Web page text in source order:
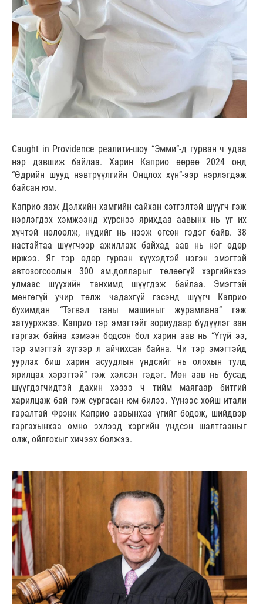
Caught in Providence реалити-шоу “Эмми”-д гурван ч удаа
нэр дэвшиж байлаа. Харин Каприо өөрөө 2024 онд
“Өдрийн шууд нэвтрүүлгийн Онцлох хүн”-ээр нэрлэгдэж
байсан юм.
Каприо яаж Дэлхийн хамгийн сайхан сэтгэлтэй шүүгч гэж
нэрлэгдэх хэмжээнд хүрснээ ярихдаа аавынх нь үг их
хүчтэй нөлөөлж, нүдийг нь нээж өгсөн гэдэг байв. 38
настайтаа шүүгчээр ажиллаж байхад аав нь нэг өдөр
иржээ. Яг тэр өдөр гурван хүүхэдтэй нэгэн эмэгтэй
автозогсоолын 300 ам.долларыг төлөөгүй хэргийнхээ
улмаас шүүхийн танхимд шүүгдэж байлаа. Эмэгтэй
мөнгөгүй учир төлж чадахгүй гэсэнд шүүгч Каприо
бухимдан “Тэгвэл таны машиныг журамлана” гэж
хатуурхжээ. Каприо тэр эмэгтэйг зориудаар бүдүүлэг зан
гаргаж байна хэмээн бодсон бол харин аав нь “Үгүй ээ,
тэр эмэгтэй зүгээр л айчихсан байна. Чи тэр эмэгтэйд
уурлах биш харин асуудлын үндсийг нь олохын тулд
ярилцах хэрэгтэй” гэж хэлсэн гэдэг. Мөн аав нь бусад
шүүгдэгчидтэй дахин хэзээ ч тийм маягаар битгий
харилцаж бай гэж сургасан юм билээ. Үүнээс хойш итали
гаралтай Фрэнк Каприо аавынхаа үгийг бодож, шийдвэр
гаргахынхаа өмнө эхлээд хэргийн үндсэн шалтгааныг
олж, ойлгохыг хичээх болжээ.